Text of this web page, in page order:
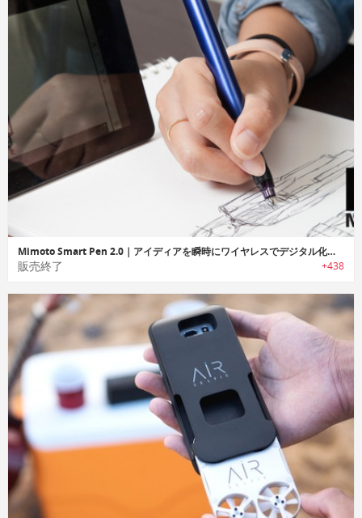
Mimoto Smart Pen 2.0｜アイディアを瞬時にワイヤレスでデジタル化するスマートペン「スマートペン2.0」
販売終了 +438